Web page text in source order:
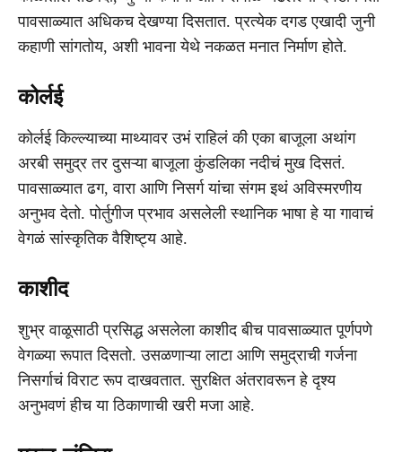
पावसाळ्यात अधिकच देखण्या दिसतात. प्रत्येक दगड एखादी जुनी
कहाणी सांगतोय, अशी भावना येथे नकळत मनात निर्माण होते.
कोर्लई
कोर्लई किल्ल्याच्या माथ्यावर उभं राहिलं की एका बाजूला अथांग
अरबी समुद्र तर दुसऱ्या बाजूला कुंडलिका नदीचं मुख दिसतं.
पावसाळ्यात ढग, वारा आणि निसर्ग यांचा संगम इथं अविस्मरणीय
अनुभव देतो. पोर्तुगीज प्रभाव असलेली स्थानिक भाषा हे या गावाचं
वेगळं सांस्कृतिक वैशिष्ट्य आहे.
काशीद
शुभ्र वाळूसाठी प्रसिद्ध असलेला काशीद बीच पावसाळ्यात पूर्णपणे
वेगळ्या रूपात दिसतो. उसळणाऱ्या लाटा आणि समुद्राची गर्जना
निसर्गाचं विराट रूप दाखवतात. सुरक्षित अंतरावरून हे दृश्य
अनुभवणं हीच या ठिकाणाची खरी मजा आहे.